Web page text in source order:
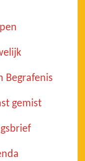
Begrafenis
gemist